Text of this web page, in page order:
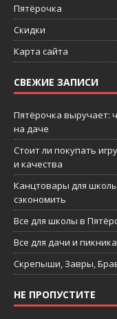
Пятёрочка
Скидки
Карта сайта
СВЕЖИЕ ЗАПИСИ
Пятёрочка выручает:
на даче
Стоит ли покупать
и качества
Канцтовары для
сэкономить
Все для школы в
Все для дачи и
Скрепыши, Завры,
НЕ ПРОПУСТИТЕ